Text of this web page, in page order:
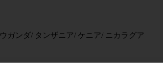
ウガンダ/ タンザニア/ ケニア/ ニカラグア